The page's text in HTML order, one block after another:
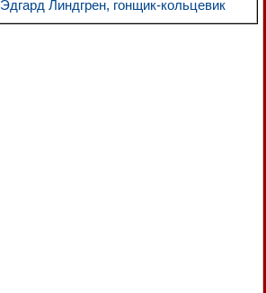
Эдгард Линдгрен, гонщик-кольцевик